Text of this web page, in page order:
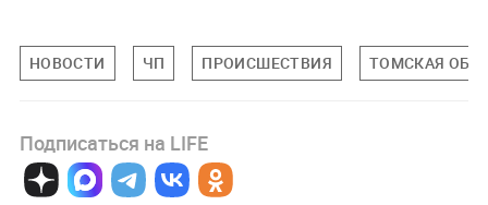
НОВОСТИ ЧП ПРОИСШЕСТВИЯ ТОМСКАЯ
Подписаться на LIFE